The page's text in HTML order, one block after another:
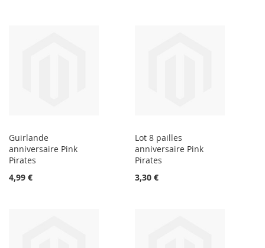
Guirlande
anniversaire Pink
Pirates
4,99 €
Lot 8 pailles
anniversaire Pink
Pirates
3,30 €